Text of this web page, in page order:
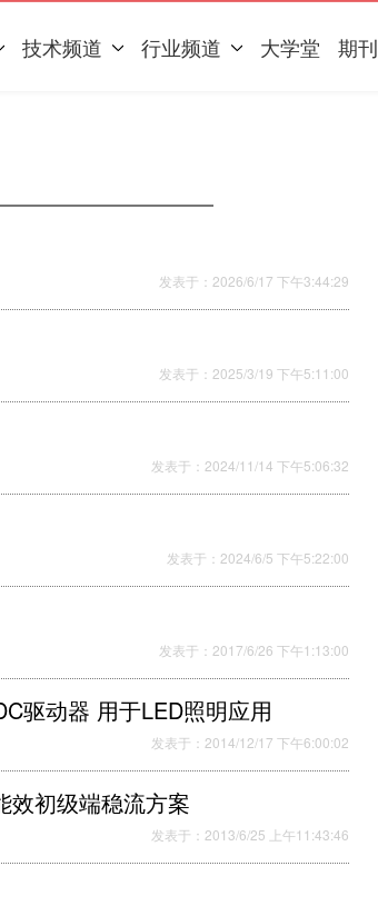
技术频道 行业频道 大学堂 期刊
发表于：2026/6/17 下午3:44:29
发表于：2025/3/19 下午5:11:00
发表于：2024/11/14 下午5:06:32
发表于：2024/6/5 下午5:22:00
发表于：2017/6/26 下午1:13:00
驱动器 用于LED照明应用
发表于：2014/12/17 下午6:00:02
效初级端稳流方案
发表于：2013/6/25 上午11:43:46